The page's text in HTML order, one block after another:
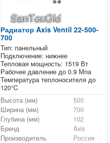
Радиатор Axis Ventil 22-500-
700
Тип: панельный
Подключение: нижнее
Тепловая мощность: 1519 Вт
Рабочее давление до 0.9 Мпа
Температура теплоносителя до
120°C
Высота (мм)
500
Ширина (мм)
700
Глубина (мм)
102
Бренд
Axis
Производитель
Россия